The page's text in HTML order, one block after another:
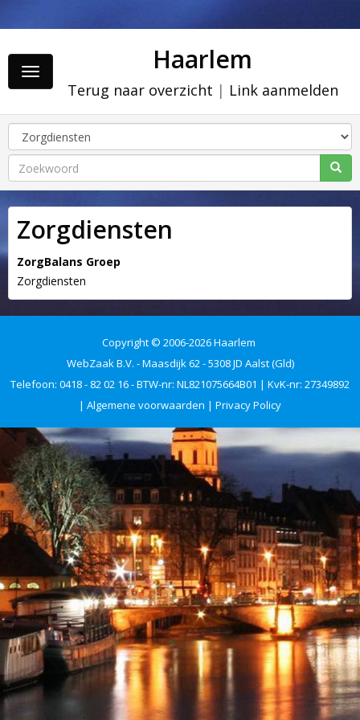
Toggle
navigation
Haarlem
Terug naar overzicht | Link aanmelden
Zorgdiensten
ZorgBalans Groep
Zorgdiensten
Copyright © 2006-2026 Haarlem
WebZaak B.V. - Maasdijk 62 - 5308 JD Aalst (Gld)
Telefoon: 0418 - 82 02 16 - BTW-nr: NL821075664B01 | KvK-nr: 27349892
| Algemene voorwaarden | Privacy Policy